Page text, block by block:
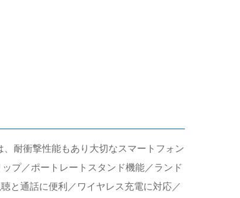
耐衝撃性能もあり大切なスマートフォン
／ポートレートスタンド機能／ランド
と通話に便利／ワイヤレス充電に対応／